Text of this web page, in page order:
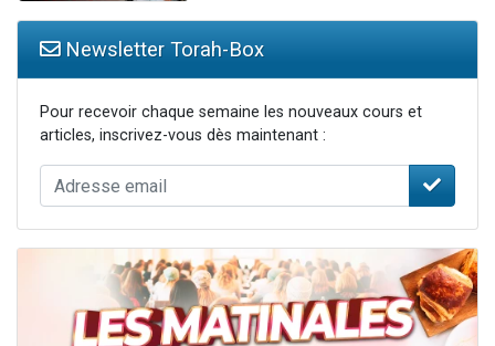
Newsletter Torah-Box
Pour recevoir chaque semaine les nouveaux cours et
articles, inscrivez-vous dès maintenant :